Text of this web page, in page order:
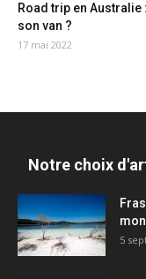
Road trip en
son van ?
17 mai 2022
Notre choix
5